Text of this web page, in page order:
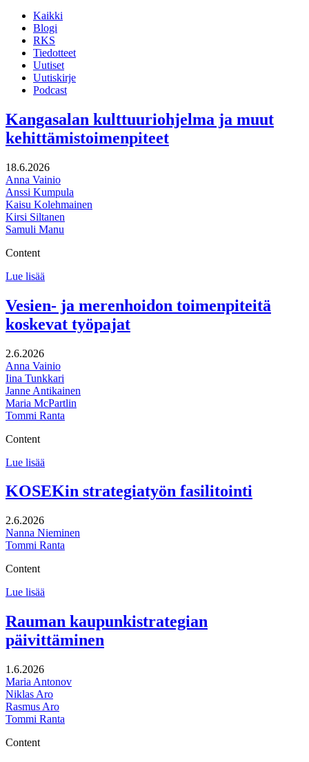
Kaikki
Blogi
RKS
Tiedotteet
Uutiset
Uutiskirje
Podcast
Kangasalan kulttuuriohjelma ja muut
kehittämistoimenpiteet
18.6.2026
Anna Vainio
Anssi Kumpula
Kaisu Kolehmainen
Kirsi Siltanen
Samuli Manu
Content
Lue lisää
muut
kehittämistoimenpiteet
Vesien- ja merenhoidon toimenpiteitä
koskevat työpajat
2.6.2026
Anna Vainio
Iina Tunkkari
Janne Antikainen
Maria McPartlin
Tommi Ranta
Content
Lue lisää
merenhoidon
toimenpiteitä
KOSEKin strategiatyön fasilitointi
2.6.2026
Nanna Nieminen
Tommi Ranta
Content
Lue lisää
fasilitointi
Rauman kaupunkistrategian
päivittäminen
1.6.2026
Maria Antonov
Niklas Aro
Rasmus Aro
Tommi Ranta
Content